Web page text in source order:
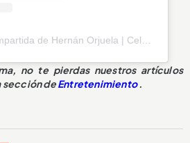
no te pierdas nuestros artículos
sección deEntretenimiento.